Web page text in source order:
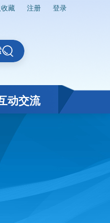
藏 注册 登录
动交流